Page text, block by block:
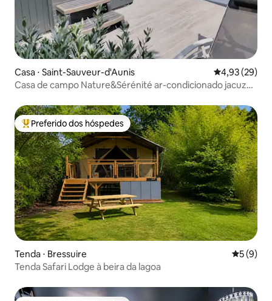
Casa ⋅ Saint-Sauveur-d'Aunis 4,93 de uma
4,93 (29)
Casa de campo Nature&Sérénité ar-condicionado jacuzzi
Entre os melhores preferidos dos hóspedes
Preferido dos hóspedes
Tenda ⋅ Bressuire 5 de
5 (9)
Tenda Safari Lodge à beira da lagoa